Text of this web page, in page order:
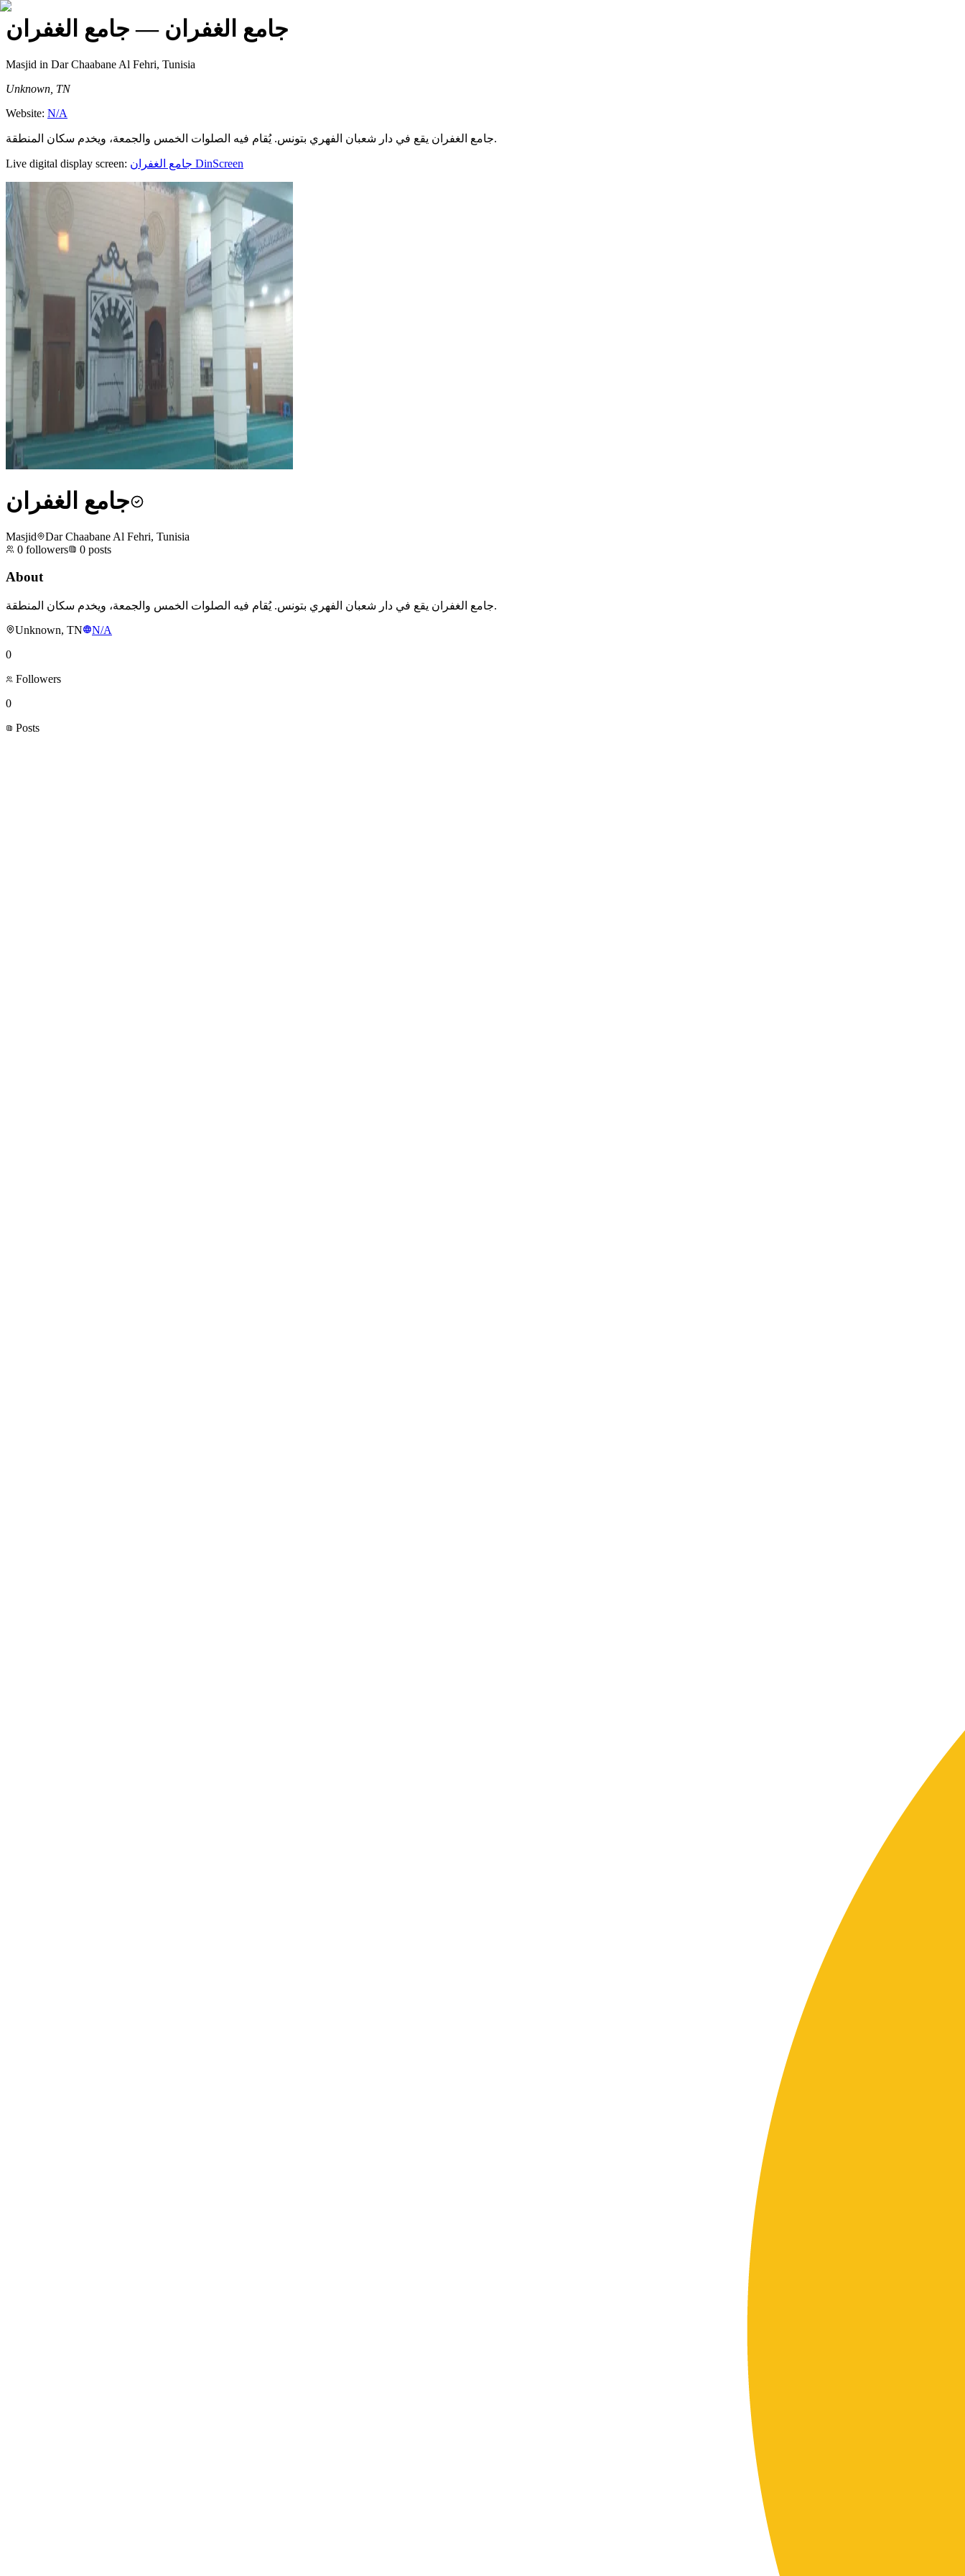
جامع الغفران — جامع الغفران
Masjid in Dar Chaabane Al Fehri, Tunisia
Unknown, TN
Website: N/A
جامع الغفران يقع في دار شعبان الفهري بتونس. يُقام فيه الصلوات الخمس والجمعة، ويخدم سكان المنطقة.
Live digital display screen: جامع الغفران DinScreen
جامع الغفران
Masjid
Dar Chaabane Al Fehri, Tunisia
0 followers 0 posts
About
جامع الغفران يقع في دار شعبان الفهري بتونس. يُقام فيه الصلوات الخمس والجمعة، ويخدم سكان المنطقة.
Unknown, TN
N/A
0
Followers
0
Posts